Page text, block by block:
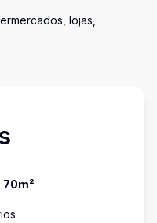
lojas,
70m²
s